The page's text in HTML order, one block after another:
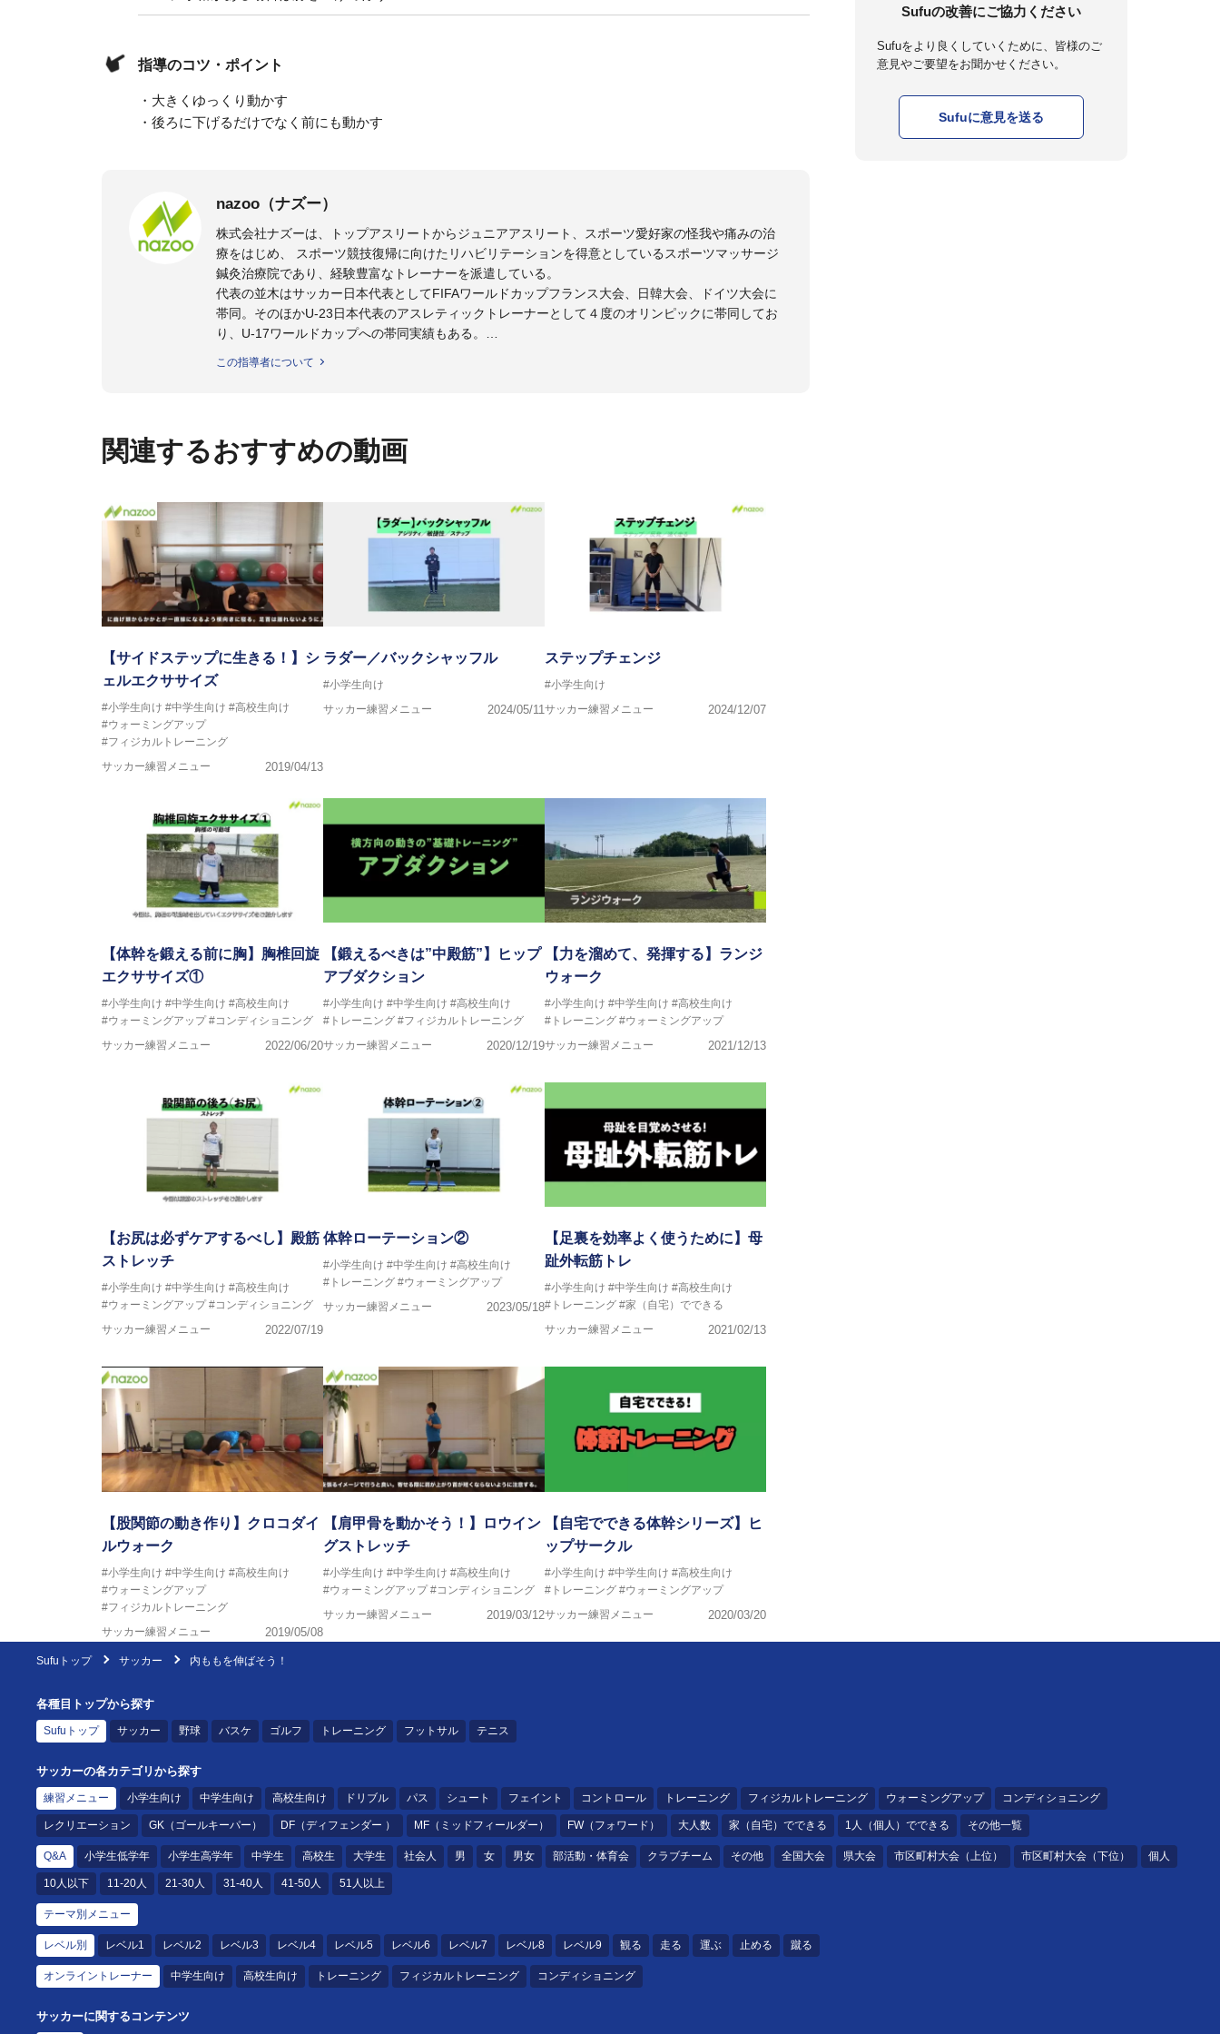
指導のコツ・ポイント
・大きくゆっくり動かす
・後ろに下げるだけでなく前にも動かす
nazoo（ナズー）
株式会社ナズーは、トップアスリートからジュニアアスリート、スポーツ愛好家の怪我や痛みの治
療をはじめ、 スポーツ競技復帰に向けたリハビリテーションを得意としているスポーツマッサージ
鍼灸治療院であり、経験豊富なトレーナーを派遣している。
代表の並木はサッカー日本代表としてFIFAワールドカップフランス大会、日韓大会、ドイツ大会に
帯同。そのほかU-23日本代表のアスレティックトレーナーとして４度のオリンピックに帯同してお
り、U-17ワールドカップへの帯同実績もある。
「一人一人の健康な人生をサポートする」を企業理念として掲げ、世の中の人々の『健康』をあら
この指導者について
関連するおすすめの動画
【サイドステップに生きる！】シ
ェルエクササイズ
#小学生向け #中学生向け #高校生向け
#ウォーミングアップ
#フィジカルトレーニング
サッカー練習メニュー
2019/04/13
ラダー／バックシャッフル
#小学生向け
サッカー練習メニュー
2024/05/11
ステップチェンジ
#小学生向け
サッカー練習メニュー
2024/12/07
【体幹を鍛える前に胸】胸椎回旋
エクササイズ①
#小学生向け #中学生向け #高校生向け
#ウォーミングアップ #コンディショニング
サッカー練習メニュー
2022/06/20
【鍛えるべきは”中殿筋”】ヒップ
アブダクション
#小学生向け #中学生向け #高校生向け
#トレーニング #フィジカルトレーニング
サッカー練習メニュー
2020/12/19
【力を溜めて、発揮する】ランジ
ウォーク
#小学生向け #中学生向け #高校生向け
#トレーニング #ウォーミングアップ
サッカー練習メニュー
2021/12/13
【お尻は必ずケアするべし】殿筋
ストレッチ
#小学生向け #中学生向け #高校生向け
#ウォーミングアップ #コンディショニング
サッカー練習メニュー
2022/07/19
体幹ローテーション②
#小学生向け #中学生向け #高校生向け
#トレーニング #ウォーミングアップ
サッカー練習メニュー
2023/05/18
【足裏を効率よく使うために】母
趾外転筋トレ
#小学生向け #中学生向け #高校生向け
#トレーニング #家（自宅）でできる
サッカー練習メニュー
2021/02/13
【股関節の動き作り】クロコダイ
ルウォーク
#小学生向け #中学生向け #高校生向け
#ウォーミングアップ
#フィジカルトレーニング
サッカー練習メニュー
2019/05/08
【肩甲骨を動かそう！】ロウイン
グストレッチ
#小学生向け #中学生向け #高校生向け
#ウォーミングアップ #コンディショニング
サッカー練習メニュー
2019/03/12
【自宅でできる体幹シリーズ】ヒ
ップサークル
#小学生向け #中学生向け #高校生向け
#トレーニング #ウォーミングアップ
サッカー練習メニュー
2020/03/20
Sufuの改善にご協力ください
Sufuをより良くしていくために、皆様のご
意見やご要望をお聞かせください。
Sufuに意見を送る
Sufuトップ サッカー 内ももを伸ばそう！
各種目トップから探す
Sufuトップ サッカー 野球 バスケ ゴルフ トレーニング フットサル テニス
サッカーの各カテゴリから探す
練習メニュー 小学生向け 中学生向け 高校生向け ドリブル パス シュート フェイント コントロール トレーニング フィジカルトレーニング ウォーミングアップ コンディショニング
レクリエーション GK（ゴールキーパー） DF（ディフェンダー ） MF（ミッドフィールダー） FW（フォワード） 大人数 家（自宅）でできる 1人（個人）でできる その他一覧
Q&A 小学生低学年 小学生高学年 中学生 高校生 大学生 社会人 男 女 男女 部活動・体育会 クラブチーム その他 全国大会 県大会 市区町村大会（上位） 市区町村大会（下位） 個人
10人以下 11-20人 21-30人 31-40人 41-50人 51人以上
テーマ別メニュー
レベル別 レベル1 レベル2 レベル3 レベル4 レベル5 レベル6 レベル7 レベル8 レベル9 観る 走る 運ぶ 止める 蹴る
オンライントレーナー 中学生向け 高校生向け トレーニング フィジカルトレーニング コンディショニング
サッカーに関するコンテンツ